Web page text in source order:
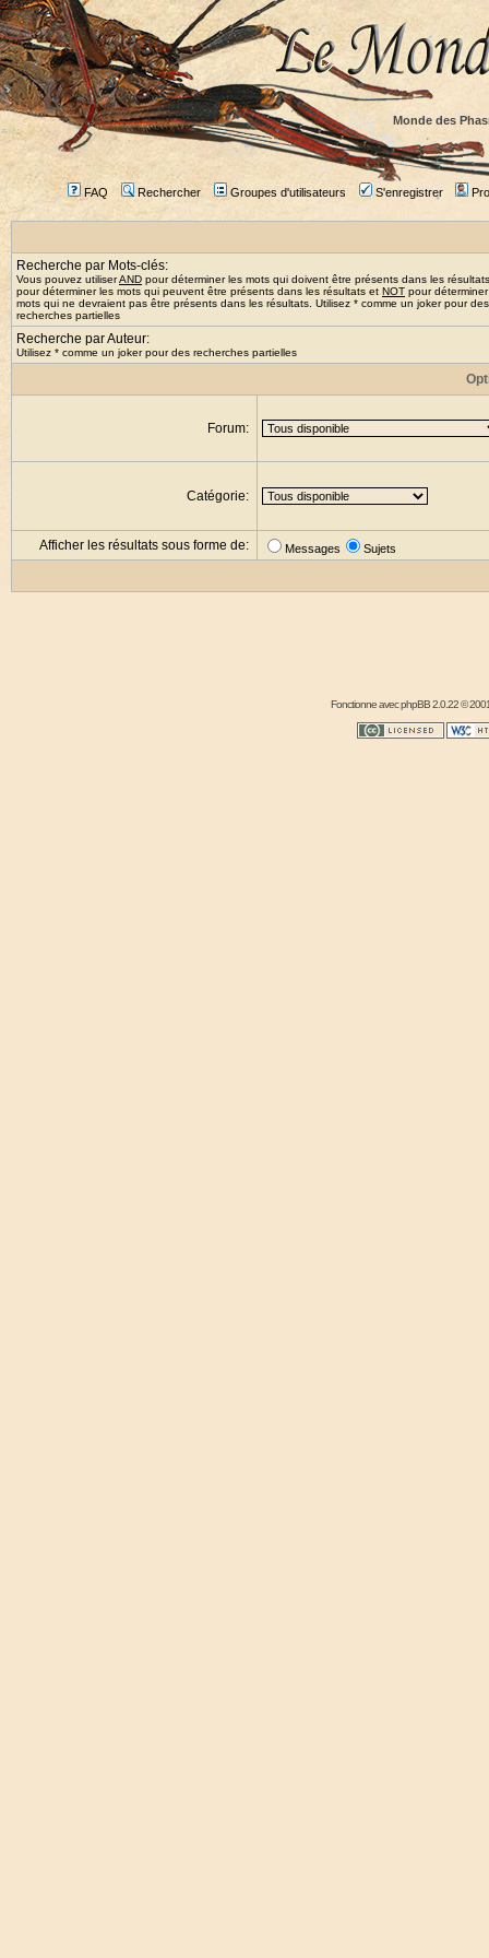
Monde des
FAQ Rechercher Groupes d'utilisateurs S'enregistrer
Recherche par Mots-clés:
Vous pouvez utiliserAND pour déterminer les mots qui doivent être présents dans les
pour déterminer les mots qui peuvent être présents dans les résultats et NOT pour
mots qui ne devraient pas être présents dans les résultats. Utilisez * comme un joker pour des
recherches partielles
Recherche par Auteur:
Utilisez * comme un joker pour des recherches partielles
Forum:
Catégorie:
Afficher les résultats sous forme de: Messages Sujets
Fonctionne avecphpBB2.0.22 ©